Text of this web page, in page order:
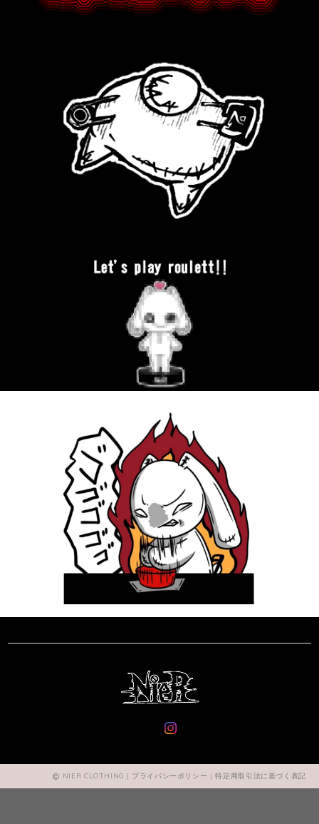
NIER CLOTHING | プライバシーポリシー |特定商取引法に基づく表記